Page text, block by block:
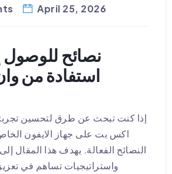
April 25, 2026
نصائح
استفادة من
إذا كنت تبحث عن طرق لتحسين
اكس بت على جهاز الايفون
النصائح الفعالة. يهدف هذا المقال
واستراتيجيات تساهم في